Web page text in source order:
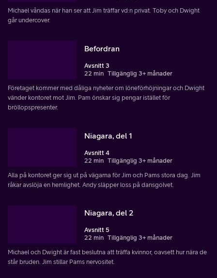
Michael våndas när han ser att Jim träffar vd:n privat. Toby och Dwight
går undercover.
Befordran
Avsnitt 3
22 min Tillgänglig 3+ månader
Företaget kommer med dåliga nyheter om löneförhöjningar och Dwight
vänder kontoret mot Jim. Pam önskar sig pengar istället för
bröllopspresenter.
Niagara, del 1
Avsnitt 4
22 min Tillgänglig 3+ månader
Alla på kontoret ger sig ut på vägarna för Jim och Pams stora dag. Jim
råkar avslöja en hemlighet. Andy släpper loss på dansgolvet.
Niagara, del 2
Avsnitt 5
22 min Tillgänglig 3+ månader
Michael och Dwight är fast beslutna att träffa kvinnor, oavsett hur nära de
står bruden. Jim stillar Pams nervositet.